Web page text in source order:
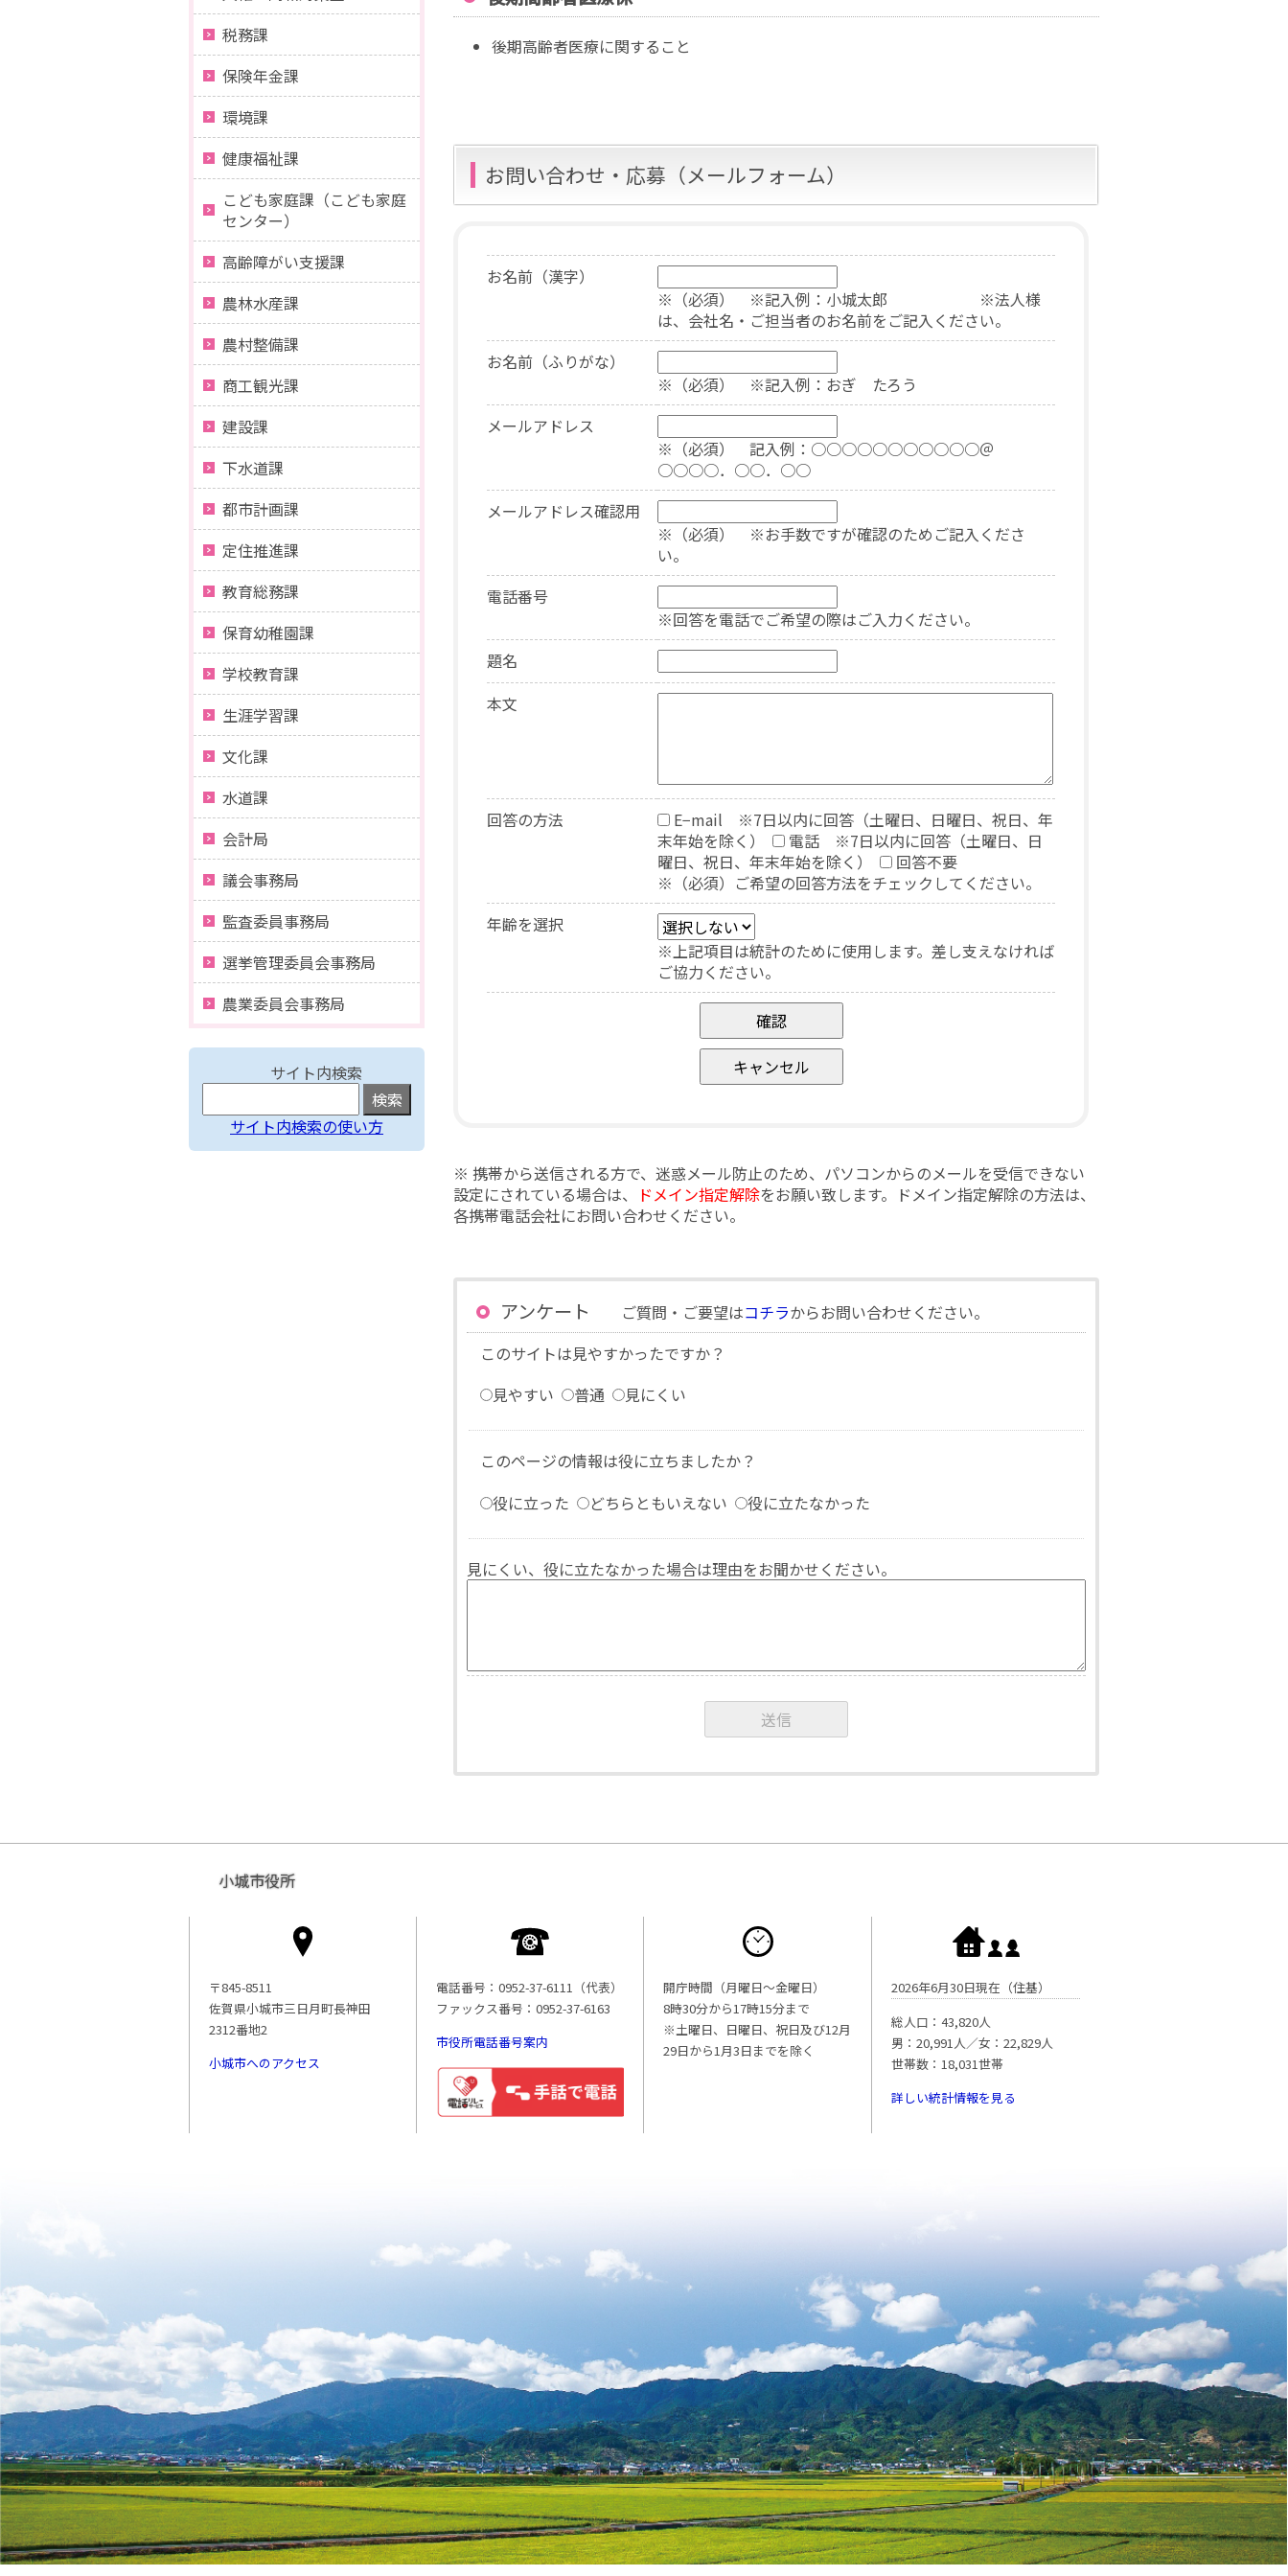
後期高齢者医療に関すること
お問い合わせ・応募（メールフォーム）
お名前（漢字）
※（必須） ※記入例：小城太郎 ※法人様
は、会社名・ご担当者のお名前をご記入ください。
お名前（ふりがな）
※（必須） ※記入例：おぎ たろう
メールアドレス
※（必須） 記入例：○○○○○○○○○○○＠
○○○○．○○．○○
メールアドレス確認用
※（必須） ※お手数ですが確認のためご記入くださ
い。
電話番号
※回答を電話でご希望の際はご入力ください。
題名
本文
回答の方法
E−mail ※7日以内に回答（土曜日、日曜日、祝日、年
末年始を除く）
電話 ※7日以内に回答（土曜日、日
曜日、祝日、年末年始を除く）
回答不要
※（必須）ご希望の回答方法をチェックしてください。
年齢を選択
※上記項目は統計のために使用します。差し支えなければ
ご協力ください。
※ 携帯から送信される方で、迷惑メール防止のため、パソコンからのメールを受信できない
設定にされている場合は、
ドメイン指定解除をお願い致します。ドメイン指定解除の方法は、
各携帯電話会社にお問い合わせください。
アンケート ご質問・ご要望はコチラからお問い合わせください。
このサイトは見やすかったですか？
見やすい
普通 見にくい
このページの情報は役に立ちましたか？
役に立った
どちらともいえない 役に立たなかった
見にくい、役に立たなかった場合は理由をお聞かせください。
税務課
保険年金課
環境課
健康福祉課
こども家庭課（こども家庭
センター）
高齢障がい支援課
農林水産課
農村整備課
商工観光課
建設課
下水道課
都市計画課
定住推進課
教育総務課
保育幼稚園課
学校教育課
生涯学習課
文化課
水道課
会計局
議会事務局
監査委員事務局
選挙管理委員会事務局
農業委員会事務局
サイト内検索
サイト内検索の使い方
小城市役所
〒845-8511
佐賀県小城市三日月町長神田
2312番地2
小城市へのアクセス
電話番号：0952-37-6111（代表）
ファックス番号：0952-37-6163
市役所電話番号案内
開庁時間（月曜日〜金曜日）
8時30分から17時15分まで
※土曜日、日曜日、祝日及び12月
29日から1月3日までを除く
2026年6月30日現在（住基）
総人口：43,820人
男：20,991人／女：22,829人
世帯数：18,031世帯
詳しい統計情報を見る